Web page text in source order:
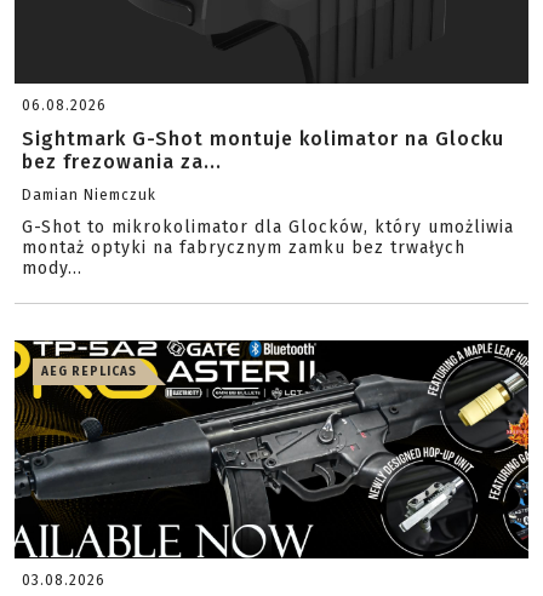
06.08.2026
Sightmark G-Shot montuje kolimator na Glocku
bez frezowania za...
Damian Niemczuk
G-Shot to mikrokolimator dla Glocków, który umożliwia
montaż optyki na fabrycznym zamku bez trwałych
mody...
AEG REPLICAS
03.08.2026